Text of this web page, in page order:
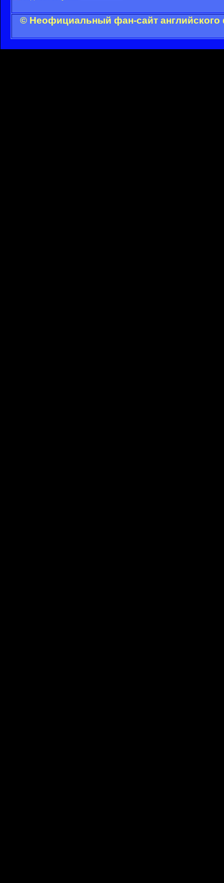
© Неофициальный фан-сайт английского